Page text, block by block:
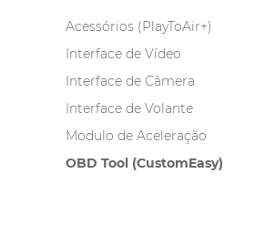
Acessórios (PlayToAir+)
Interface de Vídeo
Interface de Câmera
Interface de Volante
Modulo de Aceleração
OBD Tool (CustomEasy)